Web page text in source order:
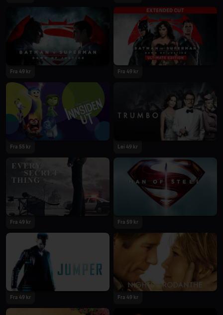
Fra 49 kr Fra 49 kr
Fra 55 kr Lei 49 kr
Fra 49 kr Fra 59 kr
Fra 49 kr Fra 49 kr